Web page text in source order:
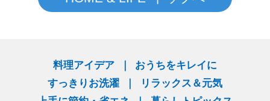
料理アイデア
おうちをキレイに
すっきりお洗濯
リラックス＆元気